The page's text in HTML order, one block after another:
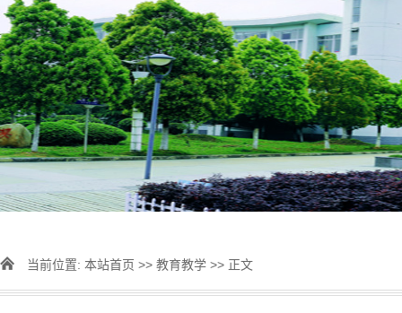
当前位置: 本站首页 >> 教育教学 >> 正文